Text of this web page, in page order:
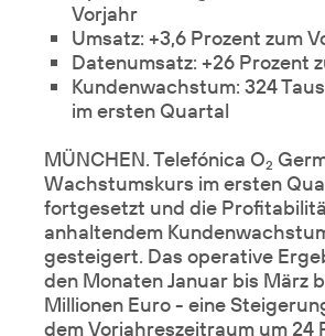
Vorjahr
Umsatz: +3,6 Prozent zum
Datenumsatz: +26 Prozent
Kundenwachstum: 324
im ersten Quartal
MÜNCHEN. Telefónica O2
Wachstumskurs im ersten
fortgesetzt und die
anhaltendem
gesteigert. Das operative
den Monaten Januar bis März
Millionen Euro - eine
dem Vorjahreszeitraum um 24